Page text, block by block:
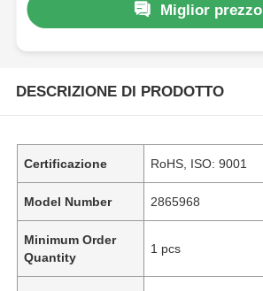
Miglior prezzo
DESCRIZIONE DI PRODOTTO
Certificazione RoHS, ISO: 9001
Model Number 2865968
Minimum Order
Quantity
1 pcs